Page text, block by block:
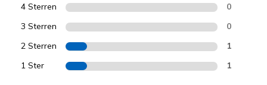
4 Sterren 0
3 Sterren 0
2 Sterren 1
1 Ster 1